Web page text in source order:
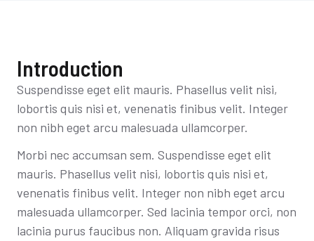
Introduction
Suspendisse eget elit mauris. Phasellus velit nisi,
lobortis quis nisi et, venenatis finibus velit. Integer
non nibh eget arcu malesuada ullamcorper.
Morbi nec accumsan sem. Suspendisse eget elit
mauris. Phasellus velit nisi, lobortis quis nisi et,
venenatis finibus velit. Integer non nibh eget arcu
malesuada ullamcorper. Sed lacinia tempor orci, non
lacinia purus faucibus non. Aliquam gravida risus